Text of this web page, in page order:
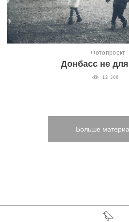
Фотопроект
Донбасс не
12 308
Больше